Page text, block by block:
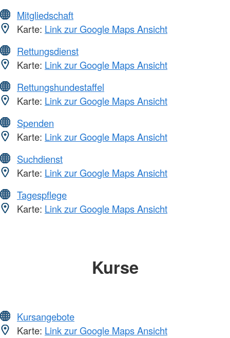
Mitgliedschaft
Karte: Link zur Google Maps Ansicht
Rettungsdienst
Karte: Link zur Google Maps Ansicht
Rettungshundestaffel
Karte: Link zur Google Maps Ansicht
Spenden
Karte: Link zur Google Maps Ansicht
Suchdienst
Karte: Link zur Google Maps Ansicht
Tagespflege
Karte: Link zur Google Maps Ansicht
Kurse
Kursangebote
Karte: Link zur Google Maps Ansicht